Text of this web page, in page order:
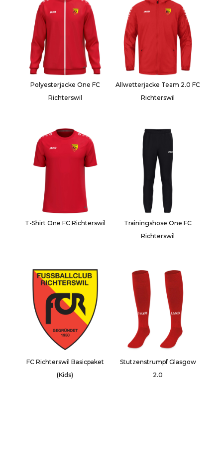
Polyesterjacke One FC
Richterswil
Allwetterjacke Team 2.0 FC
Richterswil
T-Shirt One FC Richterswil
Trainingshose One FC
Richterswil
FC Richterswil Basicpaket
(Kids)
Stutzenstrumpf Glasgow
2.0